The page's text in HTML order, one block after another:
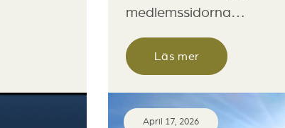
medlemssidorna…
Läs mer
April 17, 2026